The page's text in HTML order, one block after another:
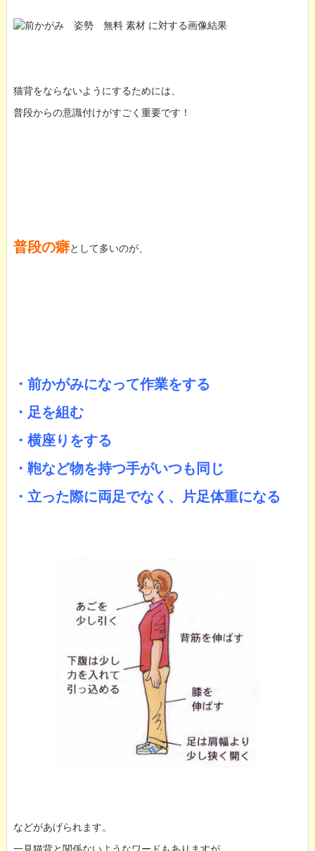
猫背をならないようにするためには、
普段からの意識付けがすごく重要です！
普段の癖として多いのが、
・前かがみになって作業をする
・足を組む
・横座りをする
・鞄など物を持つ手がいつも同じ
・立った際に両足でなく、片足体重になる
などがあげられます。